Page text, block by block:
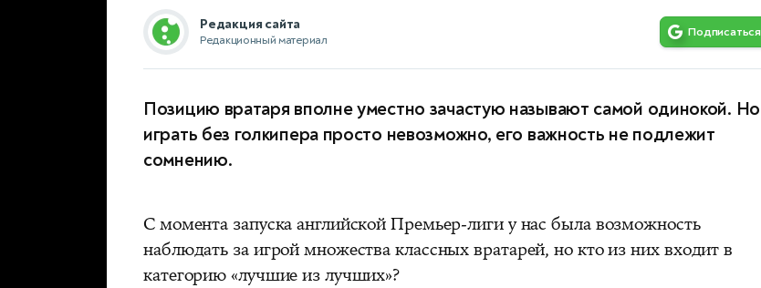
Редакция сайта
Редакционный материал
Подписаться
Позицию вратаря вполне уместно зачастую называют самой одинокой. Но
играть без голкипера просто невозможно, его важность не подлежит
сомнению.
С момента запуска английской Премьер-лиги у нас была возможность
наблюдать за игрой множества классных вратарей, но кто из них входит в
категорию «лучшие из лучших»?